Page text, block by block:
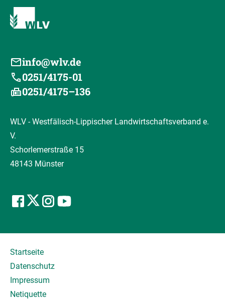
info@wlv.de
0251/4175-01
0251/4175–136
WLV - Westfälisch-Lippischer Landwirtschaftsverband e.
V.
Schorlemerstraße 15
48143 Münster
Startseite
Datenschutz
Impressum
Netiquette